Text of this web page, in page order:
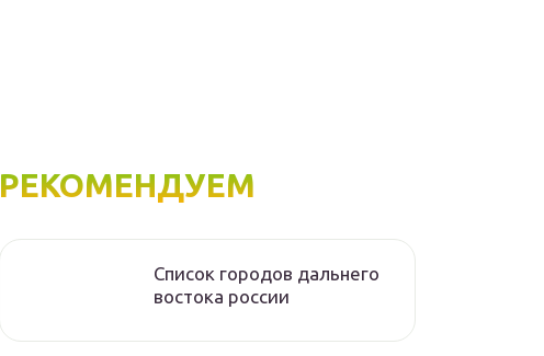
РЕКОМЕНДУЕМ
Список городов дальнего
востока россии